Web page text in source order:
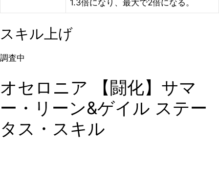
1.3倍になり、最大で2倍になる。
スキル上げ
調査中
オセロニア 【闘化】サマ
ー・リーン&ゲイル ステー
タス・スキル